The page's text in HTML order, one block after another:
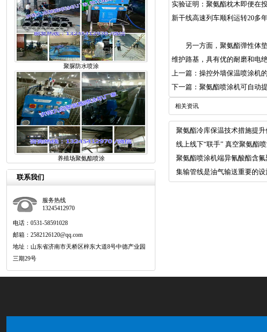
聚脲防水喷涂
养殖场聚氨酯喷涂
联系我们
服务热线
13245412970
电话：0531-58591028
邮箱：2582126120@qq.com
地址：山东省济南市天桥区梓东大道8号中德产业园
三期29号
实验证明：聚氨酯枕木即便在
新干线高速列车顺利运转20多
另一方面，聚氨酯弹性体垫
维护路基，具有优的耐磨和电
上一篇：操控外墙保温喷涂机
下一篇：聚氨酯喷涂机可自动
相关资讯
聚氨酯冷库保温技术措施提